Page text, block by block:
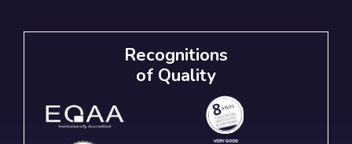
Recognitions
of Quality